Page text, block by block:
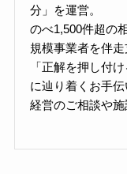
分」を運営。
のべ1,500件超の
規模事業者を伴走
「正解を押し付
に辿り着くお手伝
経営のご相談や施